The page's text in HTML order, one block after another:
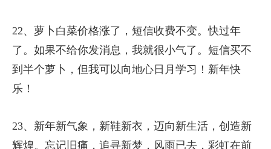
22、萝卜白菜价格涨了，短信收费不变。快过年
了。如果不给你发消息，我就很小气了。短信买不
到半个萝卜，但我可以向地心日月学习！新年快
乐！
23、新年新气象，新鞋新衣，迈向新生活，创造新
辉煌。忘记旧痛，追寻新梦，风雨已去，彩虹在前